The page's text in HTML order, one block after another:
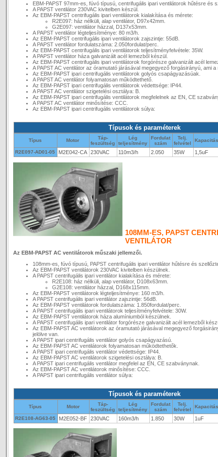
EBM-PAPST 97mm-es, fúvó típusú, centrifugális ipari ventilátorok hűtésre és
A PAPST ventilátor 230VAC kivitelben készül.
Az EBM-PAPST centrifugális ipari ventilátorok kialakítása és mérete:
R2E097: ház nélküli, alap ventilátor, D97x42mm.
G2E097: ventilátor házzal, D137x53mm.
A PAPST ventilátor légteljesítménye: 80 m3/h.
Az EBM-PAPST centrifugális ipari ventilátorok zajszintje: 55dB.
A PAPST ventilátor fordulatszáma: 2.050fordulat/perc.
Az EBM-PAPST centrifugális ipari ventilátorok teljesítményfelvétele: 35W.
A PAPST ventilátor háza galvanizált acél lemezből készül.
Az EBM-PAPST centrifugális ipari ventilátorok forgórésze galvanizált acél
A PAPST AC ventilátor az óramutató járásával megegyező forgásirányú, ami
Az EBM-PAPST ipari centrifugális ventilátorok golyós csapágyazásúak.
A PAPST AC ventilátor folyamatosan működtethető.
Az EBM-PAPST ipari centrifugális ventilátorok védettsége: IP44.
A PAPST AC ventilátor szigetelési osztálya: B.
Az EBM-PAPST ipari centrifugális ventilátorok megfelelnek az EN, CE
A PAPST AC ventilátor minősítése: CCC.
Az EBM-PAPST ipari centrifugális ventilátorok súlya:
Típusok és paraméterek
Típus Motor
Táp-
feszültség
Lég
teljesítmény
Fordulat
szám
Telj.
felvétel
R2E097-AD01-05 M2E042-CA 230VAC 110m3/h 2.050 35W 1,5uF
108MM-ES, PAPST
VENTILÁTOR
Az EBM-PAPST AC ventilátorok műszaki jellemzői.
108mm-es, fúvó típusú, PAPST centrifugális ipari ventilátor hűtésre és
Az EBM-PAPST ventilátorok 230VAC kivitelben készülnek.
A PAPST centrifugális ipari ventilátor kialakítása és mérete:
R2E108: ház nélküli, alap ventilátor, D108x63mm.
G2E108: ventilátor házzal, D168x115mm.
Az EBM-PAPST ventilátorok légteljesítménye: 160 m3/h.
A PAPST centrifugális ipari ventilátor zajszintje: 56dB.
Az EBM-PAPST ventilátorok fordulatszáma: 1.850fordulat/perc.
A PAPST centrifugális ipari ventilátorok teljesítményfelvétele: 30W.
Az EBM-PAPST ventilátorok háza alumíniumból készülnek.
A PAPST centrifugális ipari ventilátor forgórésze galvanizált acél lemezből
Az EBM-PAPST AC ventilátorok az óramutató járásával megegyező
jelölve van.
A PAPST ipari centrifugális ventilátor golyós csapágyazású.
Az EBM-PAPST AC ventilátorok folyamatosan működtethetők.
A PAPST ipari centrifugális ventilátor védettsége: IP44.
Az EBM-PAPST AC ventilátorok szigetelési osztálya: B.
A PAPST ipari centrifugális ventilátor megfelel az EN, CE szabványnak.
Az EBM-PAPST AC ventilátorok minősítése: CCC.
A PAPST ipari centrifugális ventilátor súlya:
Típusok és paraméterek
Típus Motor
Táp-
feszültség
Lég
teljesítmény
Fordulat
szám
Telj.
felvétel
R2E108-AG63-05 M2E052-BF 230VAC 160m3/h 1.850 30W 1uF